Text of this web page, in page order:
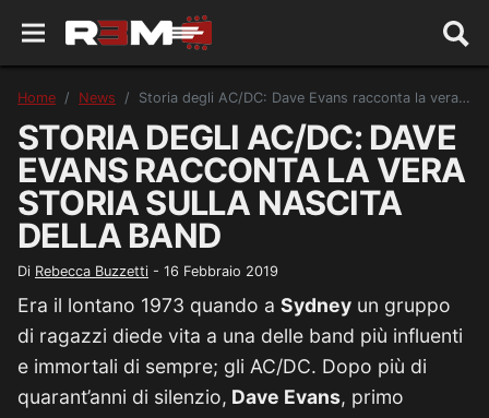
Home News Storia degli AC/DC: Dave Evans racconta la vera storia sulla nascita della band
STORIA DEGLI AC/DC: DAVE
EVANS RACCONTA LA VERA
STORIA SULLA NASCITA
DELLA BAND
Di Rebecca Buzzetti - 16 Febbraio 2019
Era il lontano 1973 quando a Sydney un gruppo
di ragazzi diede vita a una delle band più influenti
e immortali di sempre; gli AC/DC. Dopo più di
quarant’anni di silenzio, Dave Evans, primo